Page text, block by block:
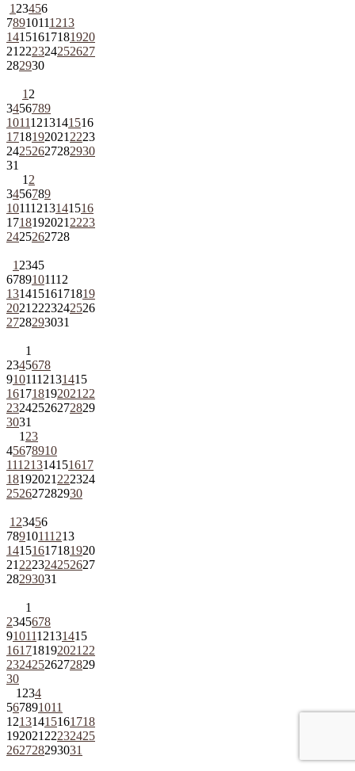
1 23456
78910111213
14151617181920
21 222324252627
282930
1 2
3456789
10111213141516
1718192021 2223
24252627282930
31
1 2
3456789
10111213141516
1718192021 2223
2425262728
1 2345
6789101112
13141516171819
2021 2223242526
2728293031
1
2345678
9101112131415
161718192021 22
23242526272829
3031
1 23
45678910
11121314151617
18192021 222324
252627282930
1 23456
78910111213
14151617181920
21 222324252627
28293031
1
2345678
9101112131415
161718192021 22
23242526272829
30
1 234
567891011
12131415161718
192021 22232425
262728293031